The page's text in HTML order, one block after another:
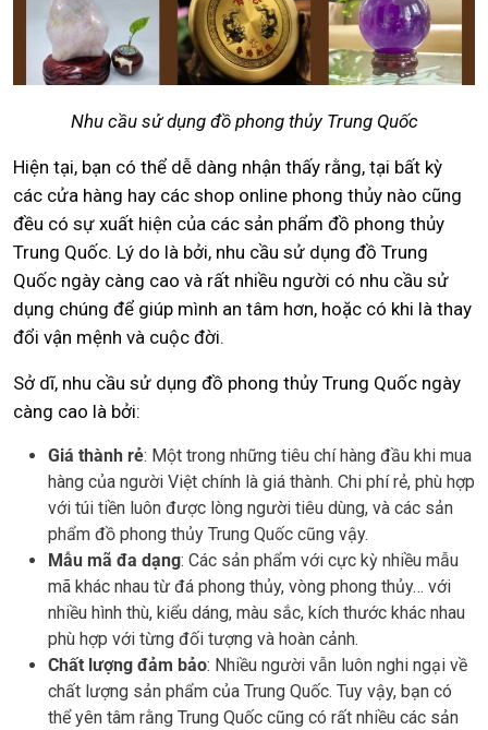
Nhu cầu sử dụng đồ phong thủy Trung Quốc
Hiện tại, bạn có thể dễ dàng nhận thấy rằng, tại bất kỳ
các cửa hàng hay các shop online phong thủy nào cũng
đều có sự xuất hiện của các sản phẩm đồ phong thủy
Trung Quốc. Lý do là bởi, nhu cầu sử dụng đồ Trung
Quốc ngày càng cao và rất nhiều người có nhu cầu sử
dụng chúng để giúp mình an tâm hơn, hoặc có khi là thay
đổi vận mệnh và cuộc đời.
Sở dĩ, nhu cầu sử dụng đồ phong thủy Trung Quốc ngày
càng cao là bởi:
Giá thành rẻ: Một trong những tiêu chí hàng đầu khi mua
hàng của người Việt chính là giá thành. Chi phí rẻ, phù hợp
với túi tiền luôn được lòng người tiêu dùng, và các sản
phẩm đồ phong thủy Trung Quốc cũng vậy.
Mẫu mã đa dạng: Các sản phẩm với cực kỳ nhiều mẫu
mã khác nhau từ đá phong thủy, vòng phong thủy… với
nhiều hình thù, kiểu dáng, màu sắc, kích thước khác nhau
phù hợp với từng đối tượng và hoàn cảnh.
Chất lượng đảm bảo: Nhiều người vẫn luôn nghi ngại về
chất lượng sản phẩm của Trung Quốc. Tuy vậy, bạn có
thể yên tâm rằng Trung Quốc cũng có rất nhiều các sản